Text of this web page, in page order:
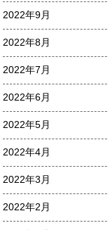
2022年9月
2022年8月
2022年7月
2022年6月
2022年5月
2022年4月
2022年3月
2022年2月